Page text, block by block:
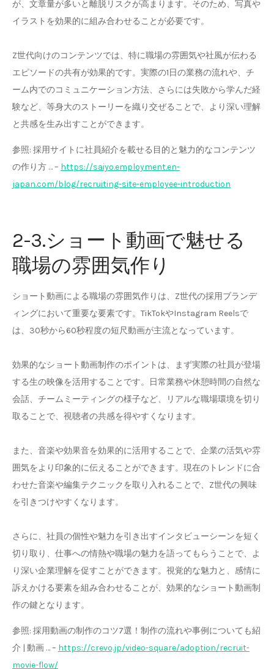
が、文章量が多いと離脱リスクが高まります。そのため、写真や
イラストを効果的に組み合わせることが必要です。
Z世代向けのコンテンツでは、特に職場の雰囲気や社風が伝わる
エピソードの共有が効果的です。実際の1日の業務の流れや、チ
ーム内でのコミュニケーション方法、さらには失敗から学んだ経
験など、等身大のストーリーを織り交ぜることで、より深い理解
と共感を生み出すことができます。
参照: 採用サイトに社員紹介を載せる目的と魅力的なコンテンツ
の作り方 … – https://saiyo.employment.en-
japan.com/blog/recruiting-site-employee-introduction
2-3.ショート動画で魅せる
職場の雰囲気作り
ショート動画による職場の雰囲気作りは、Z世代の採用ブランデ
ィングにおいて重要な要素です。TikTokやInstagram Reelsで
は、30秒から60秒程度の短尺動画が主流となっています。
効果的なショート動画制作のポイントは、まず実際の社員が登場
する生の映像を活用することです。日常業務や休憩時間の自然な
会話、チームミーティングの様子など、リアルな職場環境を切り
取ることで、視聴者の共感を得やすくなります。
また、音楽や効果音を効果的に活用することで、企業の活気や雰
囲気をより印象的に伝えることができます。現在のトレンドに合
わせた音楽や編集テクニックを取り入れることで、Z世代の興味
を引きつけやすくなります。
さらに、社員の個性や魅力を引き出すインタビューシーンを短く
切り取り、仕事への情熱や職場の魅力を語ってもらうことで、よ
り深い企業理解を促すことができます。視覚的な魅力と、感情に
訴えかける要素を組み合わせることが、効果的なショート動画制
作の鍵となります。
参照: 採用動画の制作のコツ7選！制作の流れや事例についても紹
介 | 動画 … – https://crevo.jp/video-square/adoption/recruit-
movie-flow/